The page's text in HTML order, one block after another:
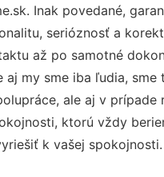
Inak povedané,
serióznosť a
až po samotné
aj my sme iba ľudia, sme
ale aj v prípade
ktorú vždy
k vašej spokojnosti.